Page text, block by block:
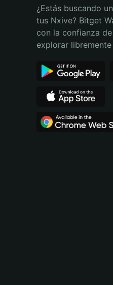
Bahasa Indonesia
Português (Brasil)
¿Estás buscando
tus Nxive? Bitget
con la confianza
explorar libremente